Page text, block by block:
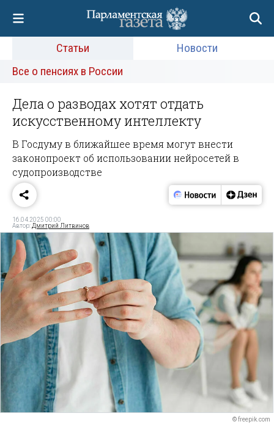
Статьи
Новости
Все о пенсиях в России
Дела о разводах хотят отдать
искусственному интеллекту
В Госдуму в ближайшее время могут внести
законопроект об использовании нейросетей в
судопроизводстве
16.04.2025 00:00
Автор: Дмитрий Литвинов
© freepik.com